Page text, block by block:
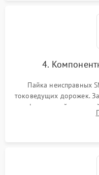
4.
Пайка неисправных
токоведущих дорожек.
инфракрасной
BIOS или